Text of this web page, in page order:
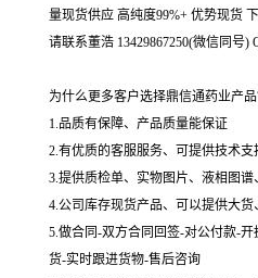
量现货供应 高纯度99%+ 优势现货
请联系董浩 13429867250(微信同号)
为什么更多客户选择鼎信通药业产品
1.品质有保障、产品质量能保证
2.有优质的客服服务、可提供技术支
3.提供质检单、实物图片、液相图
4.公司库存现货产品、可以提供大货
5.做合同-双方合同回签-对公付款-
货-实时跟进货物-售后咨询